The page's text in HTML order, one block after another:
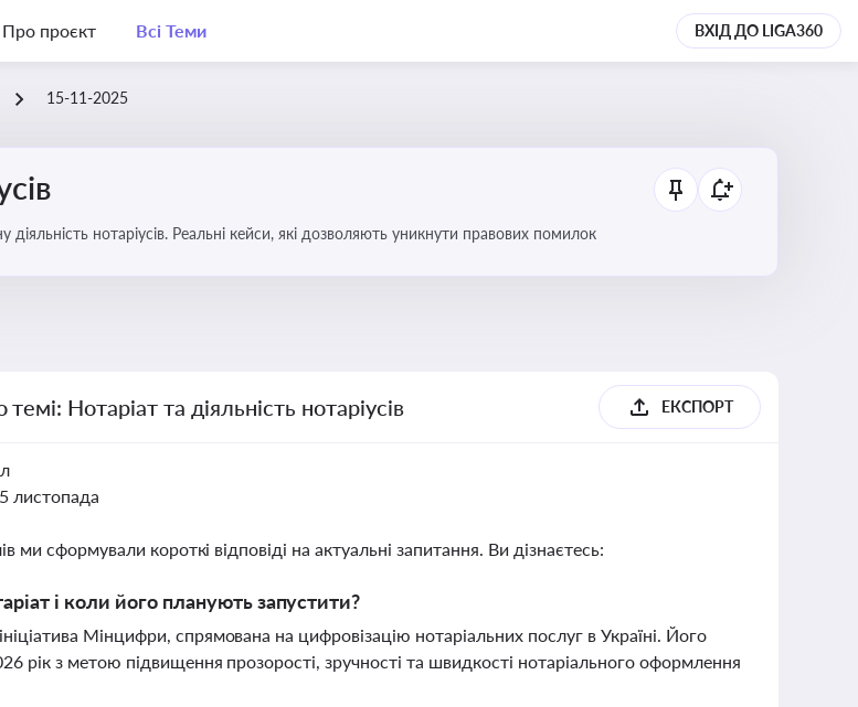
Про проєкт Всі Теми ВХІД ДО LIGA360
15-11-2025
діяльність нотаріусів. Реальні кейси, які дозволяють уникнути правових помилок
Нотаріат та діяльність нотаріусів ЕКСПОРТ
листопада
ми сформували короткі відповіді на актуальні запитання. Ви дізнаєтесь:
і коли його планують запустити?
Мінцифри, спрямована на цифровізацію нотаріальних послуг в Україні. Його
рік з метою підвищення прозорості, зручності та швидкості нотаріального оформлення